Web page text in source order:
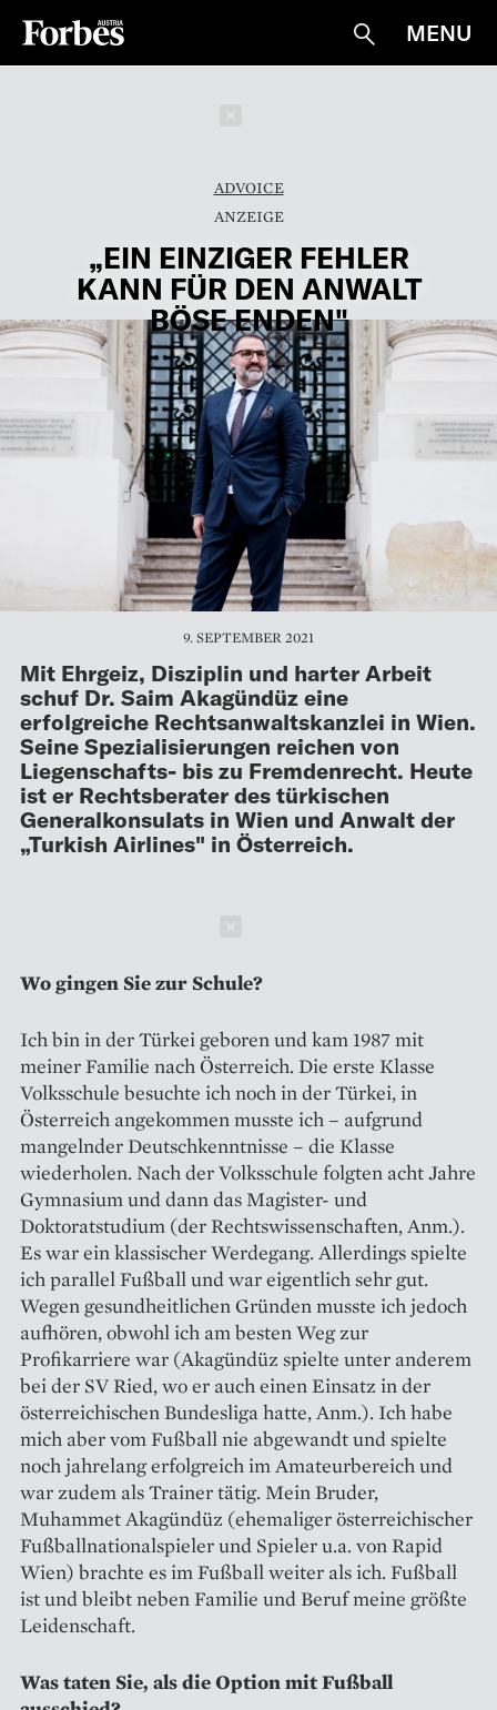
Suche
MENU
ADVOICE
„EIN EINZIGER FEHLER
KANN FÜR DEN ANWALT
BÖSE ENDEN"
9. SEPTEMBER 2021
Mit Ehrgeiz, Disziplin und harter Arbeit
schuf Dr. Saim Akagündüz eine
erfolgreiche Rechtsanwaltskanzlei in Wien.
Seine Spezialisierungen reichen von
Liegenschafts- bis zu Fremdenrecht. Heute
ist er Rechtsberater des türkischen
Generalkonsulats in Wien und Anwalt der
„Turkish Airlines" in Österreich.
Wo gingen Sie zur Schule?
Ich bin in der Türkei geboren und kam 1987 mit
meiner Familie nach Österreich. Die erste Klasse
Volksschule besuchte ich noch in der Türkei, in
Österreich angekommen musste ich – aufgrund
mangelnder Deutschkenntnisse – die Klasse
wiederholen. Nach der Volksschule folgten acht Jahre
Gymnasium und dann das Magister- und
Doktoratstudium (der Rechtswissenschaften, Anm.).
Es war ein klassischer Werdegang. Allerdings spielte
ich parallel Fußball und war eigentlich sehr gut.
Wegen gesundheitlichen Gründen musste ich jedoch
aufhören, obwohl ich am besten Weg zur
Profikarriere war (Akagündüz spielte unter anderem
bei der SV Ried, wo er auch einen Einsatz in der
österreichischen Bundesliga hatte, Anm.). Ich habe
mich aber vom Fußball nie abgewandt und spielte
noch jahrelang erfolgreich im Amateurbereich und
war zudem als Trainer tätig. Mein Bruder,
Muhammet Akagündüz (ehemaliger österreichischer
Fußballnationalspieler und Spieler u.a. von Rapid
Wien) brachte es im Fußball weiter als ich. Fußball
ist und bleibt neben Familie und Beruf meine größte
Leidenschaft.
Was taten Sie, als die Option mit Fußball